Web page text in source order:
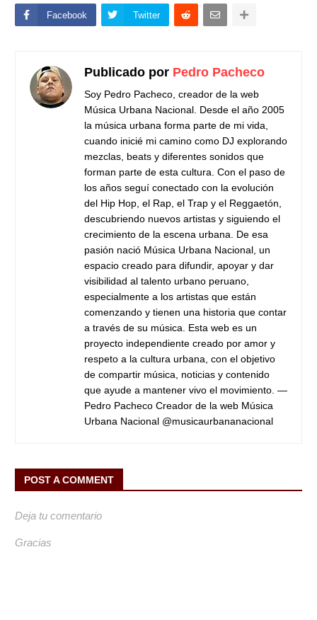
Facebook Twitter
Publicado por Pedro Pacheco
Soy Pedro Pacheco, creador de la web
Música Urbana Nacional. Desde el año 2005
la música urbana forma parte de mi vida,
cuando inicié mi camino como DJ explorando
mezclas, beats y diferentes sonidos que
forman parte de esta cultura. Con el paso de
los años seguí conectado con la evolución
del Hip Hop, el Rap, el Trap y el Reggaetón,
descubriendo nuevos artistas y siguiendo el
crecimiento de la escena urbana. De esa
pasión nació Música Urbana Nacional, un
espacio creado para difundir, apoyar y dar
visibilidad al talento urbano peruano,
especialmente a los artistas que están
comenzando y tienen una historia que contar
a través de su música. Esta web es un
proyecto independiente creado por amor y
respeto a la cultura urbana, con el objetivo
de compartir música, noticias y contenido
que ayude a mantener vivo el movimiento. —
Pedro Pacheco Creador de la web Música
Urbana Nacional @musicaurbananacional
POST A COMMENT
Deja tu comentario
Gracias